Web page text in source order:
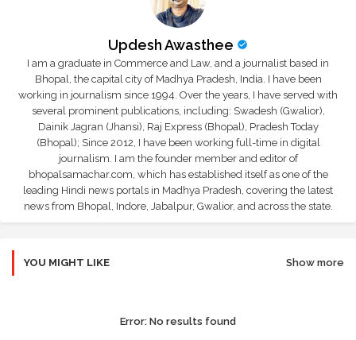
Updesh Awasthee
I am a graduate in Commerce and Law, and a journalist based in
Bhopal, the capital city of Madhya Pradesh, India. I have been
working in journalism since 1994. Over the years, I have served with
several prominent publications, including: Swadesh (Gwalior),
Dainik Jagran (Jhansi), Raj Express (Bhopal), Pradesh Today
(Bhopal); Since 2012, I have been working full-time in digital
journalism. I am the founder member and editor of
bhopalsamachar.com, which has established itself as one of the
leading Hindi news portals in Madhya Pradesh, covering the latest
news from Bhopal, Indore, Jabalpur, Gwalior, and across the state.
YOU MIGHT LIKE Show more
Error: No results found